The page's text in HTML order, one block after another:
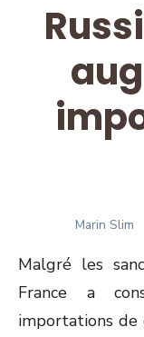
Author
Marin Slim
Malgré les
France a
importations de